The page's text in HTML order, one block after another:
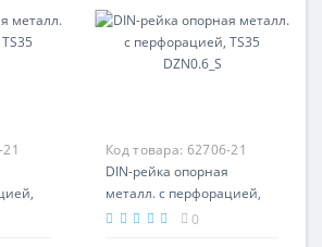
Код товара: 62706-21
DIN-рейка опорная
металл. с перфорацией,
TS35 DZN0.6_S
0